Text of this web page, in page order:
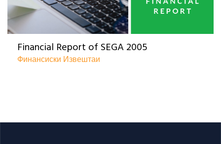
Financial Report of SEGA 2005
Финансиски Извештаи